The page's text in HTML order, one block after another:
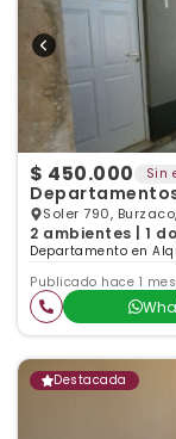
$ 450.000 Sin
Soler 790,
2 ambientes | 1
Departamento en
Publicado hace 1 mes
Destacada